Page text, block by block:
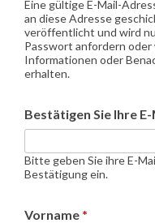
Eine gültige E-Mail-
an diese Adresse
veröffentlicht und wird
Passwort anfordern
Informationen oder
erhalten.
Bestätigen Sie Ihre
Bitte geben Sie ihre E-
Bestätigung ein.
Vorname *